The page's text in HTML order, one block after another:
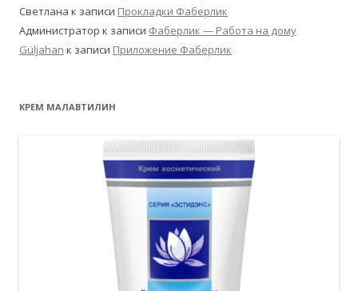
Светлана к записи Прокладки Фаберлик
Администратор к записи Фаберлик — Работа на дому
Güljahan к записи Приложение Фаберлик
КРЕМ МАЛАВТИЛИН